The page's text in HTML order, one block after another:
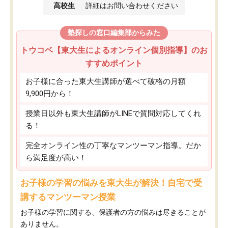
高校生 詳細はお問い合わせください
塾探しの窓口編集部からみた
トウコベ【東大生によるオンライン個別指導】のお
すすめポイント
お子様に合った東大生講師が選べて破格の月額
9,900円から！
授業日以外も東大生講師がLINEで質問対応してくれ
る！
完全オンライン性の丁寧なマンツーマン指導。だか
ら満足度が高い！
お子様の学習の悩みを東大生が解決！自宅で受
講するマンツーマン授業
お子様の学習に関する、保護者の方の悩みは尽きることが
ありません。